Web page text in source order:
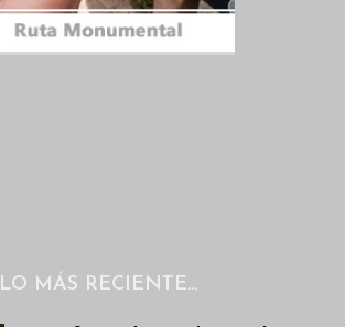
LO MÁS RECIENTE…